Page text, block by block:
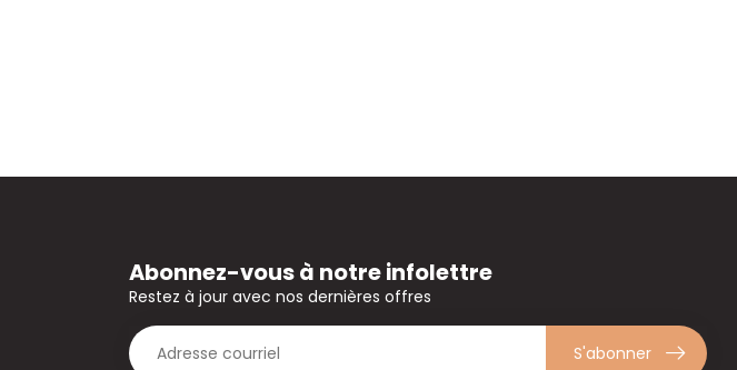
Abonnez-vous à notre infolettre
Restez à jour avec nos dernières offres
S'abonner